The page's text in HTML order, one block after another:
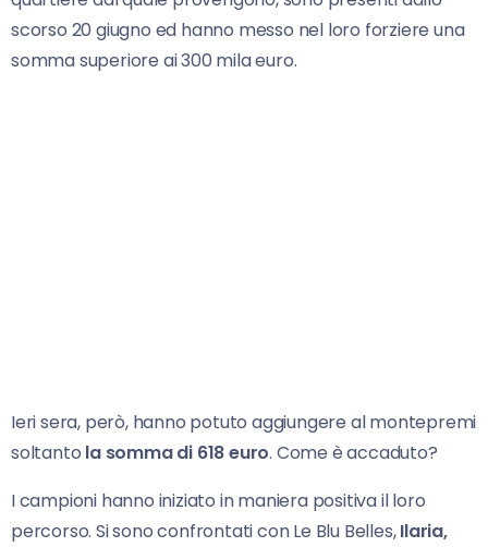
scorso 20 giugno ed hanno messo nel loro forziere una
somma superiore ai 300 mila euro.
Ieri sera, però, hanno potuto aggiungere al montepremi
soltanto la somma di 618 euro. Come è accaduto?
I campioni hanno iniziato in maniera positiva il loro
percorso. Si sono confrontati con Le Blu Belles,Ilaria,